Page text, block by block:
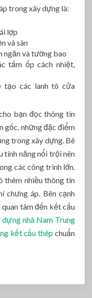
trong xây dựng là:
lợp
và sàn
ngăn và tường bao
tấm ốp cách nhiệt,
tạo các lanh tô cửa
bạn đọc thông tin
gốc, những đặc điểm
trong xây dựng. Bê
tính năng nổi trội nên
các công trình lớn.
thêm nhiều thông tin
chưng áp. Bên cạnh
tâm đến kết cấu
nhà Nam Trung
kết cấu thép chuẩn